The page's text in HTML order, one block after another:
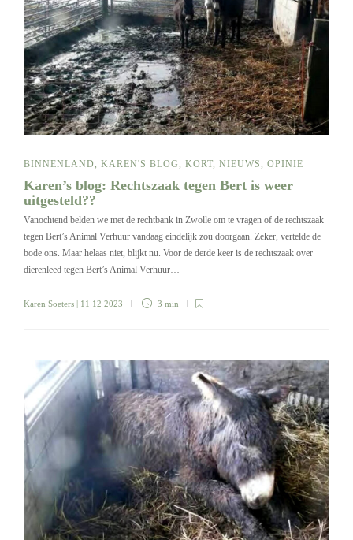
BINNENLAND KAREN'S BLOG KORT NIEUWS OPINIE
Karen’s blog: Rechtszaak tegen Bert is weer
uitgesteld??
Vanochtend belden we met de rechtbank in Zwolle om te vragen of de rechtszaak
tegen Bert’s Animal Verhuur vandaag eindelijk zou doorgaan. Zeker, vertelde de
bode ons. Maar helaas niet, blijkt nu. Voor de derde keer is de rechtszaak over
dierenleed tegen Bert’s Animal Verhuur…
Karen Soeters | 11 12 2023 3 min